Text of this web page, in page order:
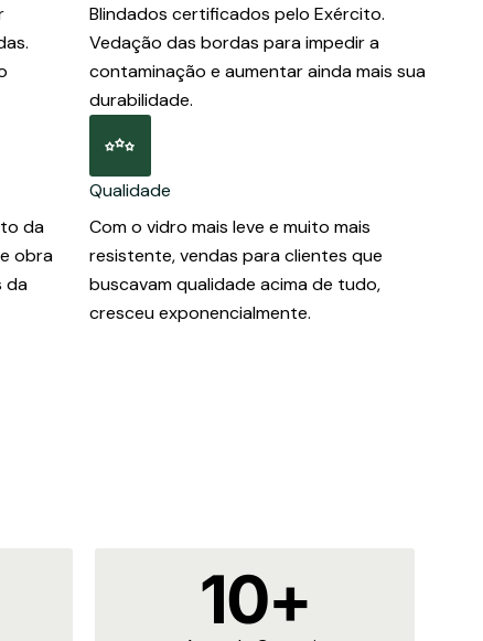
Blindados certificados pelo Exército.
Vedação das bordas para impedir a
contaminação e aumentar ainda mais sua
durabilidade.
da
obra
da
Qualidade
Com o vidro mais leve e muito mais
resistente, vendas para clientes que
buscavam qualidade acima de tudo,
cresceu exponencialmente.
10+